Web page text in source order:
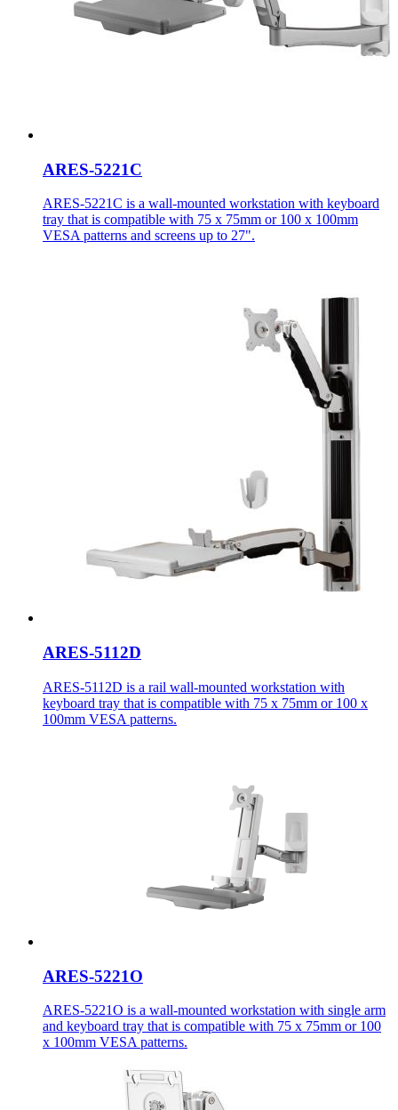
ARES-5221C
ARES-5221C is a wall-mounted workstation with keyboard
tray that is compatible with 75 x 75mm or 100 x 100mm
VESA patterns and screens up to 27".
ARES-5112D
ARES-5112D is a rail wall-mounted workstation with
keyboard tray that is compatible with 75 x 75mm or 100 x
100mm VESA patterns.
ARES-5221O
ARES-5221O is a wall-mounted workstation with single arm
and keyboard tray that is compatible with 75 x 75mm or 100
x 100mm VESA patterns.